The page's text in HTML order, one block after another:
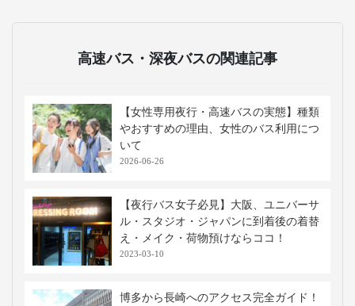
高速バス・深夜バスの関連記事
【女性専用夜行・高速バスの実態】種類
やおすすめの理由、女性のバス利用につ
いて
2026-06-26
【夜行バス女子必見】大阪、ユニバーサ
ル・スタジオ・ジャパンに到着後の着替
え・メイク・荷物預けならココ！
2023-03-10
博多から長崎へのアクセス完全ガイド！